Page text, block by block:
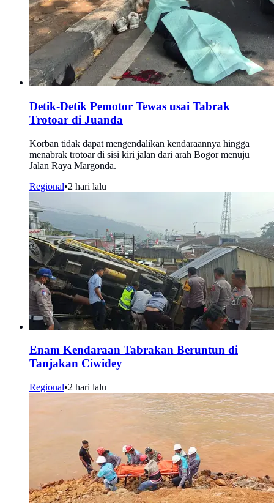
Detik-Detik Pemotor Tewas usai Tabrak
Trotoar di Juanda
Korban tidak dapat mengendalikan kendaraannya hingga
menabrak trotoar di sisi kiri jalan dari arah Bogor menuju
Jalan Raya Margonda.
Regional•2 hari lalu
Enam Kendaraan Tabrakan Beruntun di
Tanjakan Ciwidey
Regional•2 hari lalu